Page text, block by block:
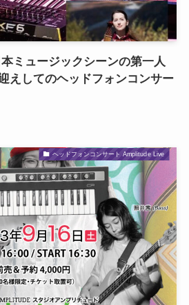
本ミュージックシーンの第一人
えしてのヘッドフォンコンサー
ヘッドフォンコンサート Amplitude Live